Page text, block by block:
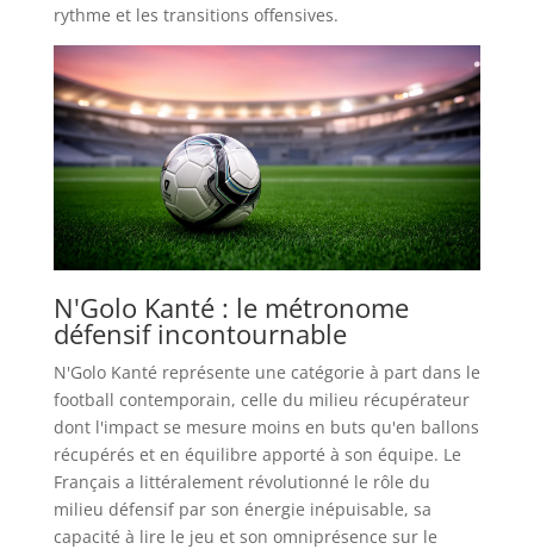
rythme et les transitions offensives.
N'Golo Kanté : le métronome
défensif incontournable
N'Golo Kanté représente une catégorie à part dans le
football contemporain, celle du milieu récupérateur
dont l'impact se mesure moins en buts qu'en ballons
récupérés et en équilibre apporté à son équipe. Le
Français a littéralement révolutionné le rôle du
milieu défensif par son énergie inépuisable, sa
capacité à lire le jeu et son omniprésence sur le